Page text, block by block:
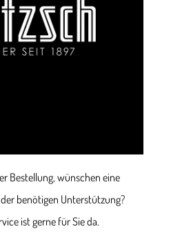
Bestellung, wünschen eine
benötigen Unterstützung?
ist gerne für Sie da.